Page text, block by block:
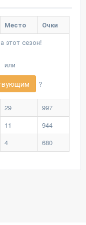
Место
Очки
этот сезон!
или
?
29
997
11
944
4 680